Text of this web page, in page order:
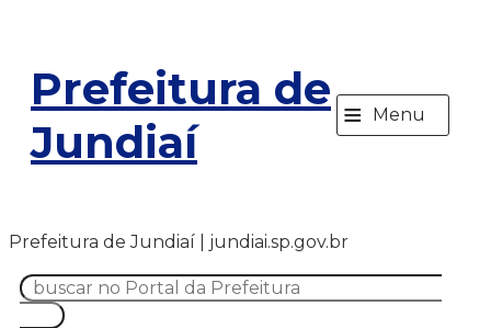
Prefeitura de
Jundiaí
≡ Menu
Prefeitura de Jundiaí | jundiai.sp.gov.br